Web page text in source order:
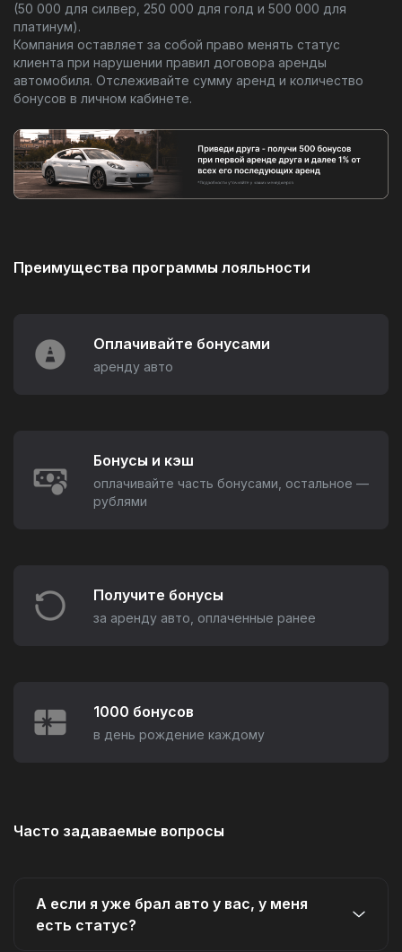
(50 000 для силвер, 250 000 для голд и 500 000 для
платинум).
Компания оставляет за собой право менять статус
клиента при нарушении правил договора аренды
автомобиля. Отслеживайте сумму аренд и количество
бонусов в личном кабинете.
Преимущества программы лояльности
Оплачивайте бонусами
аренду авто
Бонусы и кэш
оплачивайте часть бонусами, остальное —
рублями
Получите бонусы
за аренду авто, оплаченные ранее
1000 бонусов
в день рождение каждому
Часто задаваемые вопросы
А если я уже брал авто у вас, у меня
есть статус?